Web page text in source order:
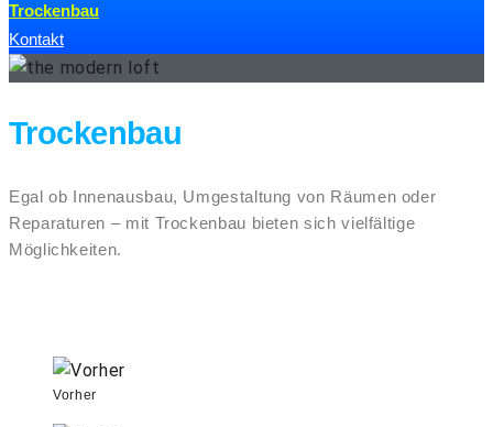
Trockenbau
Kontakt
Trockenbau
Trockenbau
Egal ob Innenausbau, Umgestaltung von Räumen oder
Reparaturen – mit Trockenbau bieten sich vielfältige
Möglichkeiten.
Vorher